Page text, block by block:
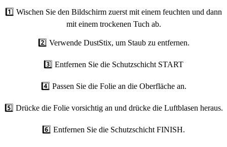
1️⃣ Wischen Sie den Bildschirm zuerst mit einem feuchten und dann
mit einem trockenen Tuch ab.
2️⃣ Verwende DustStix, um Staub zu entfernen.
3️⃣ Entfernen Sie die Schutzschicht START
4️⃣ Passen Sie die Folie an die Oberfläche an.
5️⃣ Drücke die Folie vorsichtig an und drücke die Luftblasen heraus.
6️⃣ Entfernen Sie die Schutzschicht FINISH.